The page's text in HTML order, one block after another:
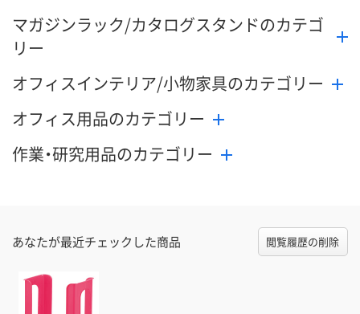
マガジンラック/カタログスタンドのカテゴ
リー
オフィスインテリア/小物家具のカテゴリー
オフィス用品のカテゴリー
作業・研究用品のカテゴリー
あなたが最近チェックした商品 閲覧履歴の削除